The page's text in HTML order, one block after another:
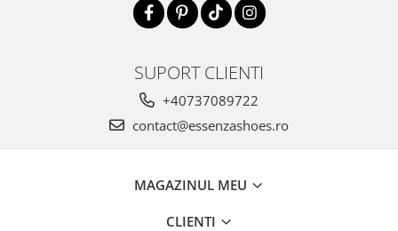
SUPORT CLIENTI
+40737089722
contact@essenzashoes.ro
MAGAZINUL MEU
CLIENTI